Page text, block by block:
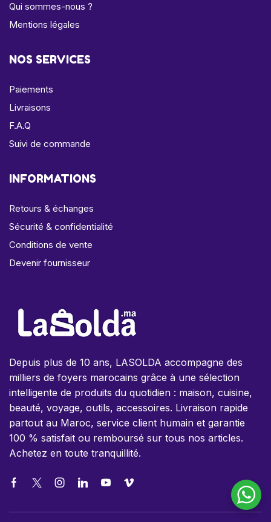
Qui sommes-nous ?
Mentions légales
NOS SERVICES
Paiements
Livraisons
F.A.Q
Suivi de commande
INFORMATIONS
Retours & échanges
Sécurité & confidentialité
Conditions de vente
Devenir fournisseur
Depuis plus de 10 ans, LASOLDA accompagne des
milliers de foyers marocains grâce à une sélection
intelligente de produits du quotidien : maison, cuisine,
beauté, voyage, outils, accessoires. Livraison rapide
partout au Maroc, service client humain et garantie
100 % satisfait ou remboursé sur tous nos articles.
Achetez en toute tranquillité.